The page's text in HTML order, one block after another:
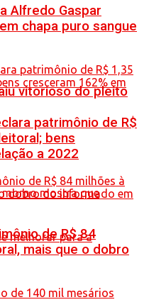
vitorioso do pleito
Alfredo Gaspar
chapa puro sangue
patrimônio de R$
bens
a 2022
de R$ 84
mais que o dobro